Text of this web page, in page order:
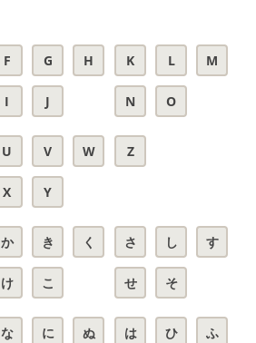
F G H
I J
K L M
N O
U V W
X Y
Z
か き く
け こ
さ し す
せ そ
な に ぬ は ひ ふ